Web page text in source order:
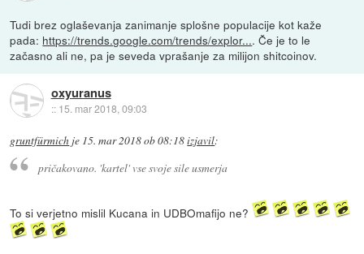
Tudi brez oglaševanja zanimanje splošne populacije kot kaže
pada: https://trends.google.com/trends/explor.... Če je to le
začasno ali ne, pa je seveda vprašanje za milijon shitcoinov.
oxyuranus
:: 15. mar 2018, 09:03
gruntfürmich je 15. mar 2018 ob 08:18izjavil:
pričakovano. 'kartel' vse svoje sile usmerja
To si verjetno mislil Kucana in UDBOmafijo ne?